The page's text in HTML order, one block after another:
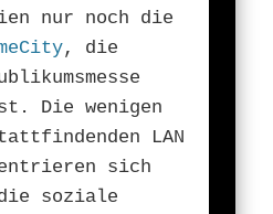
nur noch die
, die
Die wenigen
LAN
sich
soziale